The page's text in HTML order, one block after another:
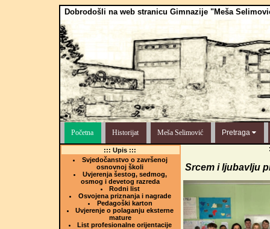
Dobrodošli na web stranicu Gimnazije "Meša
Početna Historijat Meša Selimović Pretraga
::: Upis :::
Svjedočanstvo o završenoj
osnovnoj školi
Uvjerenja šestog, sedmog,
osmog i devetog razreda
Rodni list
Osvojena priznanja i nagrade
Pedagoški karton
Uvjerenje o polaganju eksterne
mature
List profesionalne orijentacije
Srcem i ljubavlju